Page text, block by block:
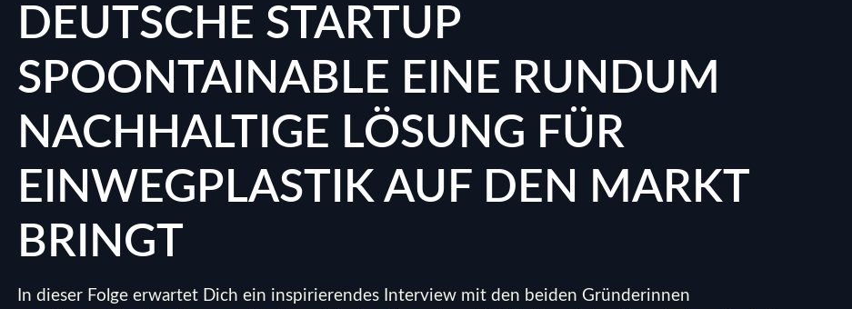
DEUTSCHE STARTUP
SPOONTAINABLE EINE RUNDUM
NACHHALTIGE LÖSUNG FÜR
EINWEGPLASTIK AUF DEN MARKT
BRINGT
In dieser Folge erwartet Dich ein inspirierendes Interview mit den beiden Gründerinnen